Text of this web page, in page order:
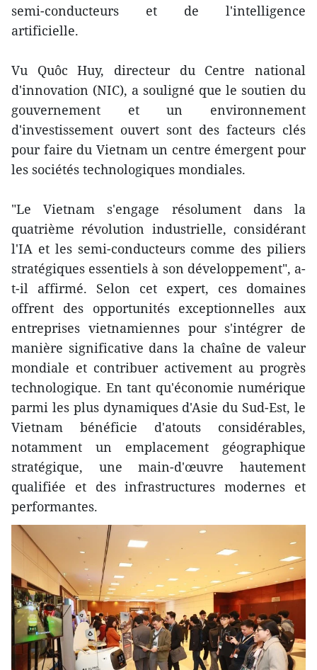
semi-conducteurs et de l'intelligence
artificielle.
Vu Quôc Huy, directeur du Centre national
d'innovation (NIC), a souligné que le soutien du
gouvernement et un environnement
d'investissement ouvert sont des facteurs clés
pour faire du Vietnam un centre émergent pour
les sociétés technologiques mondiales.
"Le Vietnam s'engage résolument dans la
quatrième révolution industrielle, considérant
l'IA et les semi-conducteurs comme des piliers
stratégiques essentiels à son développement", a-
t-il affirmé. Selon cet expert, ces domaines
offrent des opportunités exceptionnelles aux
entreprises vietnamiennes pour s'intégrer de
manière significative dans la chaîne de valeur
mondiale et contribuer activement au progrès
technologique. En tant qu'économie numérique
parmi les plus dynamiques d'Asie du Sud-Est, le
Vietnam bénéficie d'atouts considérables,
notamment un emplacement géographique
stratégique, une main-d'œuvre hautement
qualifiée et des infrastructures modernes et
performantes.